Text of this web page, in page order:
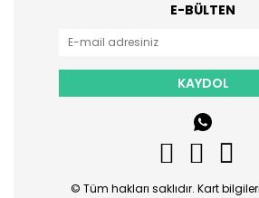
E-BÜLTEN
KAYDOL
© Tüm hakları saklıdır. Kart